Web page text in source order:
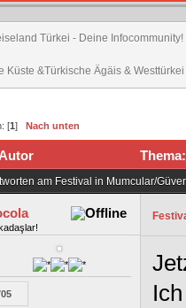
Türkei - Deine Infocommunity!
Küste &Türkische Ägäis &
[1]Nach unten
Autor
am Festival in Mumcular/